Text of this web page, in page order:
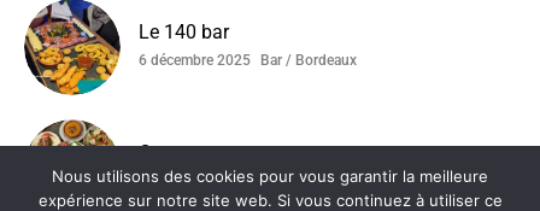
Le 140 bar
6 décembre 2025 Bar / Bordeaux
Ottoman
4 décembre 2025 Bordeaux / Restaurant Tunisien
Nous utilisons des cookies pour vous garantir la meilleure
expérience sur notre site web. Si vous continuez à utiliser ce